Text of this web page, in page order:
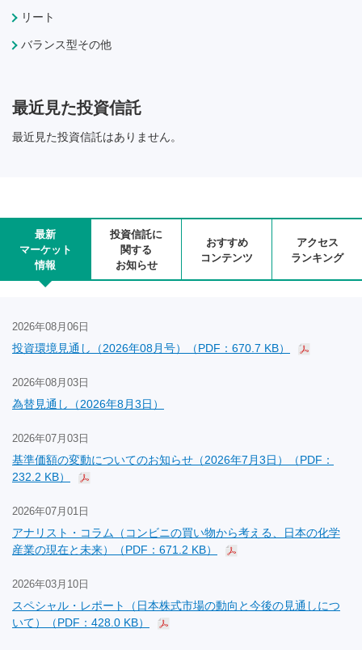
リート
バランス型その他
最近見た投資信託
最近見た投資信託はありません。
最新
マーケット
情報
投資信託に
関する
お知らせ
おすすめ
コンテンツ
アクセス
ランキング
2026年08月06日
投資環境見通し（2026年08月号）（PDF：670.7 KB）
2026年08月03日
為替見通し（2026年8月3日）
2026年07月03日
基準価額の変動についてのお知らせ（2026年7月3日）（PDF：
232.2 KB）
2026年07月01日
アナリスト・コラム（コンビニの買い物から考える、日本の化学
産業の現在と未来）（PDF：671.2 KB）
2026年03月10日
スペシャル・レポート（日本株式市場の動向と今後の見通しにつ
いて）（PDF：428.0 KB）